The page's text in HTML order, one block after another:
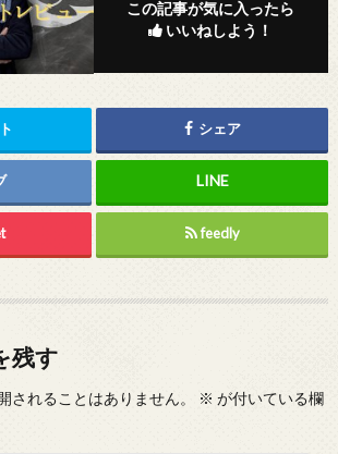
この記事が気に入ったら
いいねしよう！
シェア
feedly
残す
されることはありません。 ※ が付いている欄